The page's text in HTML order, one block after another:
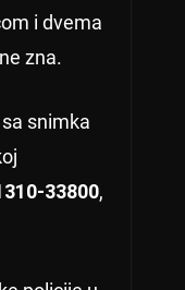
i dvema
zna.
snimka
33800,